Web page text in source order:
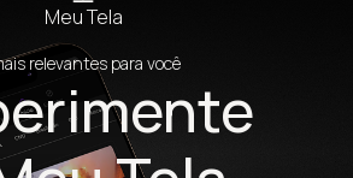
Meu Tela
relevantes para você